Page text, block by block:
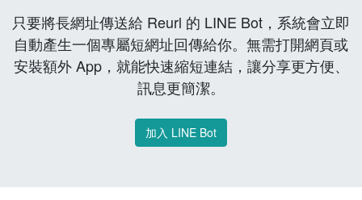
只要將長網址傳送給 Reurl 的 LINE Bot，系統會立即
自動產生一個專屬短網址回傳給你。無需打開網頁或
安裝額外 App，就能快速縮短連結，讓分享更方便、
訊息更簡潔。
加入 LINE Bot